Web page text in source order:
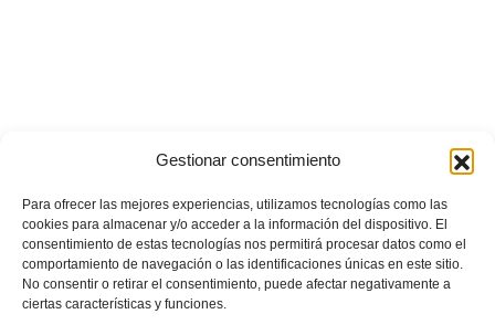
Gestionar consentimiento
Para ofrecer las mejores experiencias, utilizamos tecnologías como las
cookies para almacenar y/o acceder a la información del dispositivo. El
consentimiento de estas tecnologías nos permitirá procesar datos como el
comportamiento de navegación o las identificaciones únicas en este sitio.
No consentir o retirar el consentimiento, puede afectar negativamente a
ciertas características y funciones.